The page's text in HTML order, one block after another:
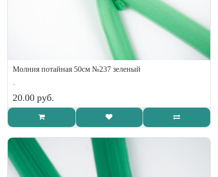
Молния потайная 50см №237 зеленый
..
20.00 руб.